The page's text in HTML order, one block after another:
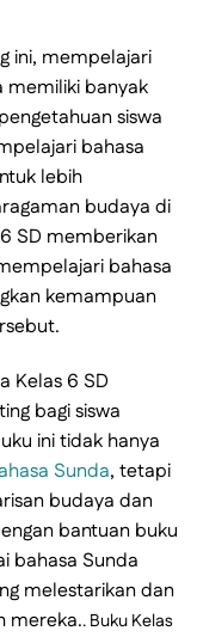
ini, mempelajari
memiliki banyak
siswa
bahasa
lebih
budaya di
SD memberikan
bahasa
kemampuan
Kelas 6 SD
bagi siswa
ini tidak hanya
Sunda, tetapi
budaya dan
bantuan buku
bahasa Sunda
melestarikan dan
mereka.. Buku Kelas